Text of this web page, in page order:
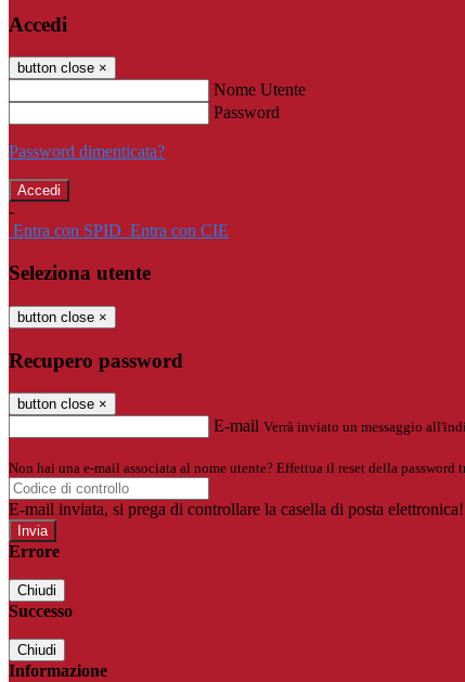
Accedi
button close ×
Nome Utente
Password
Password dimenticata?
-
Entra con SPID Entra con CIE
Seleziona utente
button close ×
Recupero password
button close ×
E-mail Verrà inviato un messaggio
Non hai una e-mail associata al nome utente? Effettua il reset della password
E-mail inviata, si prega di controllare la casella di posta elettronica!
Errore
Chiudi
Successo
Chiudi
Informazione